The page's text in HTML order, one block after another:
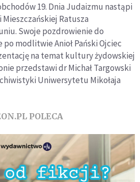
19. Dnia Judaizmu nastąpi
Mieszczańskiej Ratusza
Swoje pozdrowienie do
modlitwie Anioł Pański Ojciec
na temat kultury żydowskiej
przedstawi dr Michał Targowski
Uniwersytetu Mikołaja
POLECA